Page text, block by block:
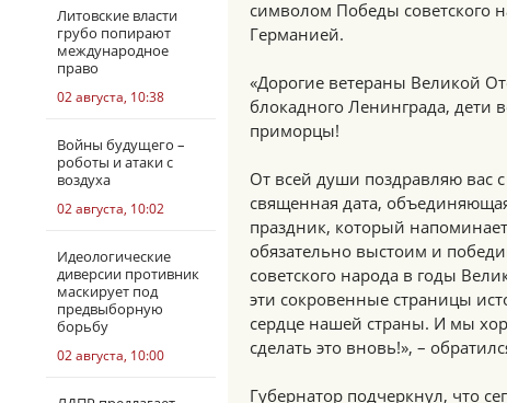
Литовские власти
грубо попирают
международное
право
02 августа, 10:38
Войны будущего –
роботы и атаки с
воздуха
02 августа, 10:02
Идеологические
диверсии противник
маскирует под
предвыборную
борьбу
02 августа, 10:00
символом Победы советского
Германией.
«Дорогие ветераны Великой
блокадного Ленинграда,
приморцы!
От всей души поздравляю вас
священная дата,
праздник, который
обязательно выстоим и
советского народа в годы
эти сокровенные страницы
сердце нашей страны. И мы
сделать это вновь!», –
Губернатор подчеркнул, что